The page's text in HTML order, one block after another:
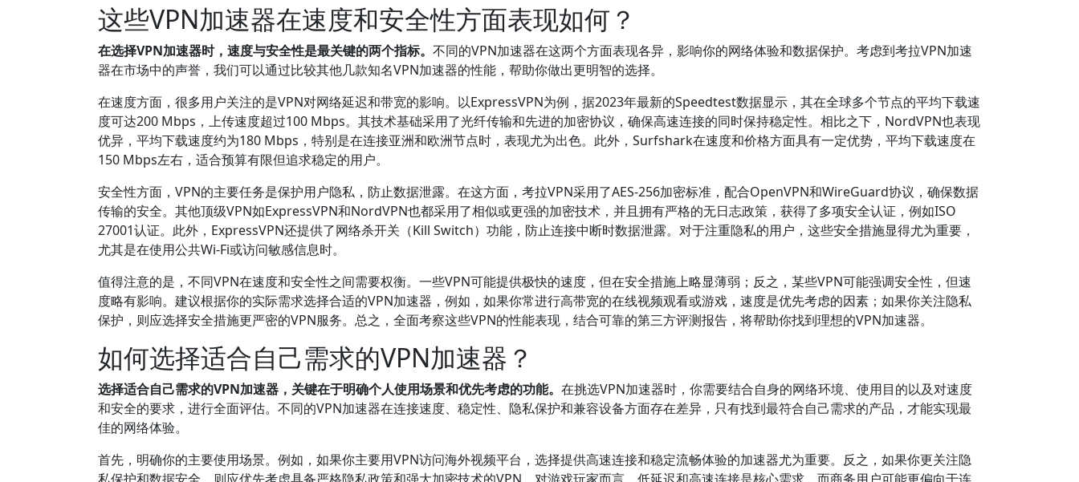
这些VPN加速器在速度和安全性方面表现如何？
在选择VPN加速器时，速度与安全性是最关键的两个指标。 不同的VPN加速器在这两个方面表现各异，影响你的网络体验和数据保护。考虑到考拉VPN加速
器在市场中的声誉，我们可以通过比较其他几款知名VPN加速器的性能，帮助你做出更明智的选择。
在速度方面，很多用户关注的是VPN对网络延迟和带宽的影响。以ExpressVPN为例，据2023年最新的Speedtest数据显示，其在全球多个节点的平均下载速
度可达200 Mbps，上传速度超过100 Mbps。其技术基础采用了光纤传输和先进的加密协议，确保高速连接的同时保持稳定性。相比之下，NordVPN也表现
优异，平均下载速度约为180 Mbps，特别是在连接亚洲和欧洲节点时，表现尤为出色。此外，Surfshark在速度和价格方面具有一定优势，平均下载速度在
150 Mbps左右，适合预算有限但追求稳定的用户。
安全性方面，VPN的主要任务是保护用户隐私，防止数据泄露。在这方面，考拉VPN采用了AES-256加密标准，配合OpenVPN和WireGuard协议，确保数据
传输的安全。其他顶级VPN如ExpressVPN和NordVPN也都采用了相似或更强的加密技术，并且拥有严格的无日志政策，获得了多项安全认证，例如ISO
27001认证。此外，ExpressVPN还提供了网络杀开关（Kill Switch）功能，防止连接中断时数据泄露。对于注重隐私的用户，这些安全措施显得尤为重要，
尤其是在使用公共Wi-Fi或访问敏感信息时。
值得注意的是，不同VPN在速度和安全性之间需要权衡。一些VPN可能提供极快的速度，但在安全措施上略显薄弱；反之，某些VPN可能强调安全性，但速
度略有影响。建议根据你的实际需求选择合适的VPN加速器，例如，如果你常进行高带宽的在线视频观看或游戏，速度是优先考虑的因素；如果你关注隐私
保护，则应选择安全措施更严密的VPN服务。总之，全面考察这些VPN的性能表现，结合可靠的第三方评测报告，将帮助你找到理想的VPN加速器。
如何选择适合自己需求的VPN加速器？
选择适合自己需求的VPN加速器，关键在于明确个人使用场景和优先考虑的功能。 在挑选VPN加速器时，你需要结合自身的网络环境、使用目的以及对速度
和安全的要求，进行全面评估。不同的VPN加速器在连接速度、稳定性、隐私保护和兼容设备方面存在差异，只有找到最符合自己需求的产品，才能实现最
佳的网络体验。
首先，明确你的主要使用场景。例如，如果你主要用VPN访问海外视频平台，选择提供高速连接和稳定流畅体验的加速器尤为重要。反之，如果你更关注隐
私保护和数据安全，则应优先考虑具备严格隐私政策和强大加密技术的VPN。对游戏玩家而言，低延迟和高速连接是核心需求，而商务用户可能更偏向于连